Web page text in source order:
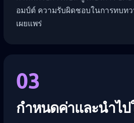
อมป์ต์ ความรับผิดชอบในการทบท
เผยแพร่
03
กำหนดค่าและนำไป